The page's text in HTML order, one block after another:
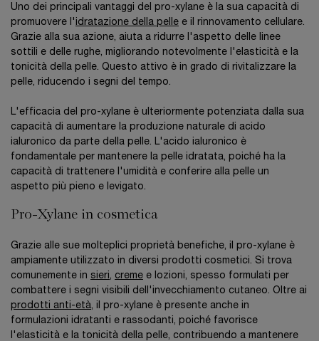
Uno dei principali vantaggi del pro-xylane è la sua capacità di
promuovere l'idratazione della pelle e il rinnovamento cellulare.
Grazie alla sua azione, aiuta a ridurre l'aspetto delle linee
sottili e delle rughe, migliorando notevolmente l'elasticità e la
tonicità della pelle. Questo attivo è in grado di rivitalizzare la
pelle, riducendo i segni del tempo.
L'efficacia del pro-xylane è ulteriormente potenziata dalla sua
capacità di aumentare la produzione naturale di acido
ialuronico da parte della pelle. L'acido ialuronico è
fondamentale per mantenere la pelle idratata, poiché ha la
capacità di trattenere l'umidità e conferire alla pelle un
aspetto più pieno e levigato.
Pro-Xylane in cosmetica
Grazie alle sue molteplici proprietà benefiche, il pro-xylane è
ampiamente utilizzato in diversi prodotti cosmetici. Si trova
comunemente in sieri, creme e lozioni, spesso formulati per
combattere i segni visibili dell'invecchiamento cutaneo. Oltre ai
prodotti anti-età, il pro-xylane è presente anche in
formulazioni idratanti e rassodanti, poiché favorisce
l'elasticità e la tonicità della pelle, contribuendo a mantenere